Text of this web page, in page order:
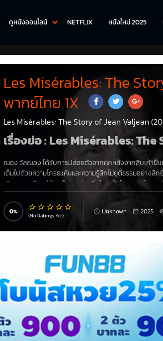
ดูหนังออนไลน์ NETFLIX หนังใหม่ 2025
Les Misérables: The
พากย์ไทย 1X
Les Misérables: The Story of Jean Valjean
เรื่องย่อ : Les Misérables:
ฌอง วัลฌอง ได้รับการปล่อยตัวจากคุกหลังจากสิบเก้าปีแ
เต็มไปด้วยความโกรธแค้นและความรู้สึกไม่ยุติธรรมอย่างลึกซึ้
เดินทางมาถึงหมู่บ้านเล็กๆ แห่งหนึ่งในแคว้นโพรวองซ์ เขา
ภัยโดยไม่รู้ตัวที่บ้านของบิชอปเบียงเวนู ผู้ซึ่งใช้ชีวิตเรียบง่
กับการต้อนรับอย่างอบอุ่น ปีศาจร้ายภายในใจของเขาเริ่ม
เขายังคงหลอกหลอนเขา เขาจึงขโมยเครื่องเงินของบิชอปไ
ให้เขา การกระทำนี้กลายเป็นจุดเริ่มต้นของการเปลี่ยนแ
0 (No Ratings Yet) Unknown 2025